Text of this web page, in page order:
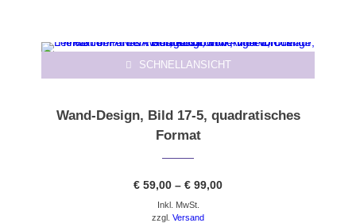
Dieses Produkt weist mehrere Varianten auf. Die Optionen können auf der Produktseite gewählt werden
SCHNELLANSICHT
Wand-Design, Bild 17-5, quadratisches
Format
€ 59,00 –€ 99,00Preisspanne:
Inkl. MwSt.
zzgl.Versand